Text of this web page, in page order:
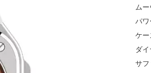
ム
パワ
ケ
ダ
サフ